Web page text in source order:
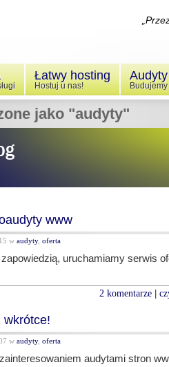
jako "audyty"
www
w audyty, oferta
uruchamiamy serwis
2 komentarze
wkrótce!
w audyty, oferta
audytami stron
Łatwy hosting
Hostuj u nas!